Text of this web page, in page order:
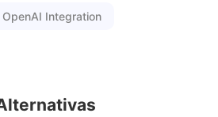
OpenAI Integration